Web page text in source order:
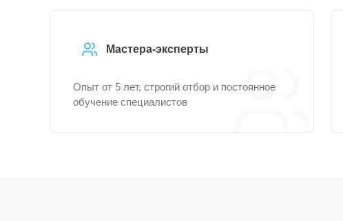
Мастера-эксперты
Опыт от 5 лет, строгий отбор и постоянное
обучение специалистов